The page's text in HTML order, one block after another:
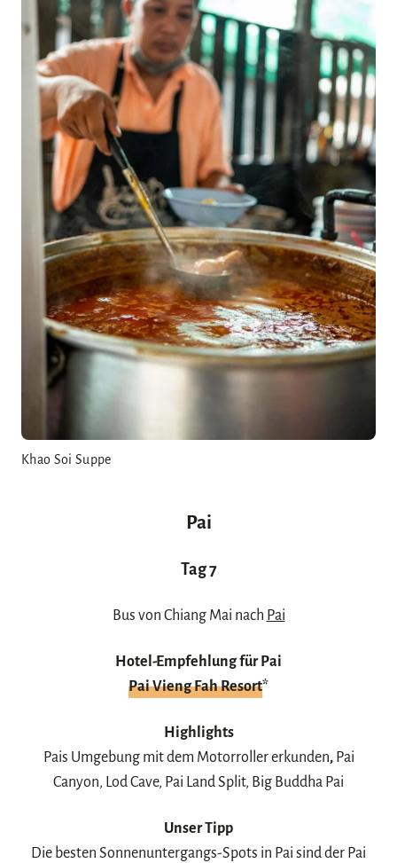
Khao Soi Suppe
Pai
Tag 7
Bus von Chiang Mai nach Pai
Hotel-Empfehlung für Pai
Pai Vieng Fah Resort*
Highlights
Pais Umgebung mit dem Motorroller erkunden, Pai
Canyon, Lod Cave, Pai Land Split, Big Buddha Pai
Unser Tipp
Die besten Sonnenuntergangs-Spots in Pai sind der Pai